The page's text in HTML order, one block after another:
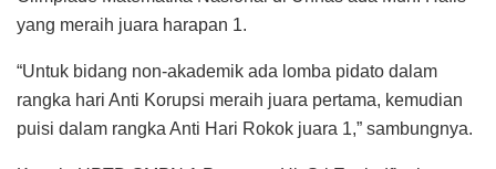
yang meraih juara harapan 1.
“Untuk bidang non-akademik ada lomba pidato dalam
rangka hari Anti Korupsi meraih juara pertama, kemudian
puisi dalam rangka Anti Hari Rokok juara 1,” sambungnya.